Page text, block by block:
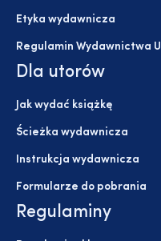
Etyka wydawnicza
Regulamin Wydawnictwa
Dla utorów
Jak wydać książkę
Ścieżka wydawnicza
Instrukcja wydawnicza
Formularze do pobrania
Regulaminy